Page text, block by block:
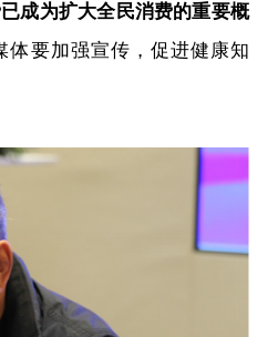
成为扩大全民消费的重要概
体要加强宣传，促进健康知